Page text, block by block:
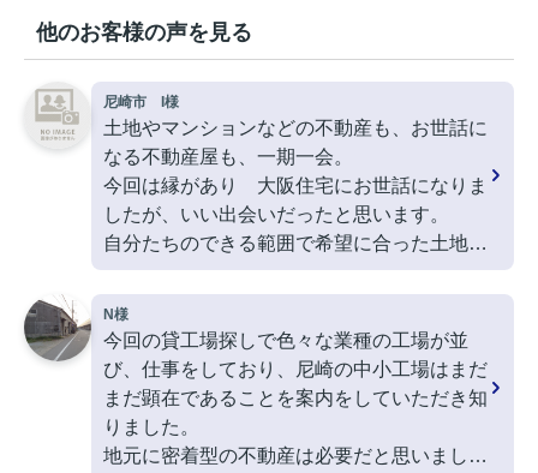
他のお客様の声を見る
尼崎市 I様
土地やマンションなどの不動産も、お世話に
なる不動産屋も、一期一会。
今回は縁があり 大阪住宅にお世話になりま
したが、いい出会いだったと思います。
自分たちのできる範囲で希望に合った土地を
購入し、工務店も紹介していただきました。
転勤等が少ない地域密着の不動産屋は、信頼
できれば、大手よりも安心感があるかもしれ
ないと今回お世話になって思いました。
N様
今回の貸工場探しで色々な業種の工場が並
び、仕事をしており、尼崎の中小工場はまだ
まだ顕在であることを案内をしていただき知
りました。
地元に密着型の不動産は必要だと思いまし